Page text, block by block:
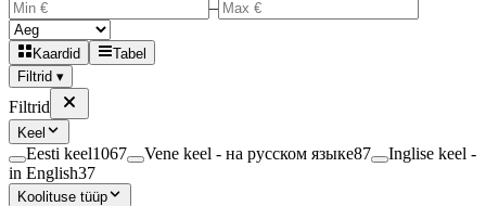
–
Kaardid
Tabel
Filtrid ▾
Filtrid
Keel
Eesti keel1067 Vene keel - на русском языке87
Inglise keel -
in English37
Koolituse tüüp